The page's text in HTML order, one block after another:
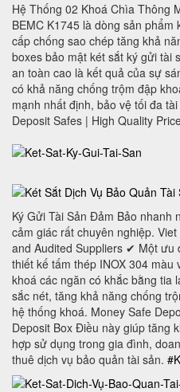
Hệ Thống 02 Khoá Chìa Thông
BEMC K1745 là dòng sản
cấp chống sao chép tăng khả
boxes bảo mật két sắt ký gửi tài
an toàn cao là kết quả của sự
có khả năng chống trộm đập
mạnh nhất định, bảo vệ tối đa
Deposit Safes | High Quality
Ký Gửi Tài Sản Đảm Bảo nhanh
cảm giác rất chuyên nghiệp.
and Audited Suppliers ✔ Một ưu
thiết kế tấm thép INOX 304
khoá các ngăn có khắc bằng tia
sắc nét, tăng khả năng chống
hệ thống khoá. Money Safe
Deposit Box Điều này giúp tăng
hợp sử dụng trong gia đình,
thuê dịch vụ bảo quản tài sản.